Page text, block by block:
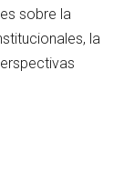
sobre la
la